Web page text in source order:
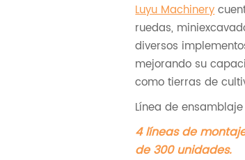
Luyu Machinery
ruedas,
diversos
mejorando su
como tierras de
Línea de
4 líneas de
de 300 unidades.